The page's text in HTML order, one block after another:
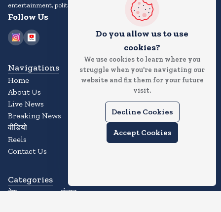
Do you allow us to use
cookies?
We use cookies to learn where you
struggle when you're navigating our
website and fix them for your future
visit.
Decline Cookies
Accept Cookies
entertainment, politics, sports, technology, and more.
Follow Us
Navigations
Home
About Us
Live News
Breaking News
वीडियो
Reels
Contact Us
Categories
देश
पंजाब